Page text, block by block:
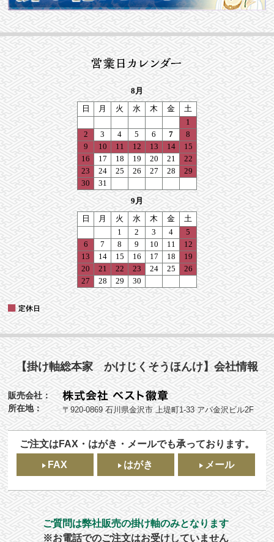
【掛け軸総本家 かけじくそうほんけ】会社情報
販売会社：
所在地：
〒920-0869 石川県金沢市 上堤町1-33 アパ金沢ビル2F
ご注文はFAX・はがき・メールでも承っております。
FAX
はがき メール
ご質問は弊社販売の掛け軸のみとなります
※お電話でのご注文はお受けしていません